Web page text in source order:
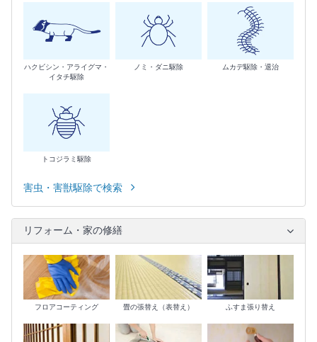
ハクビシン・アライグマ・
イタチ駆除
ノミ・ダニ駆除 ムカデ駆除・退治
トコジラミ駆除
害虫・害獣駆除で検索
リフォーム・家の修繕
フロアコーティング 畳の張替え（表替え） ふすま張り替え